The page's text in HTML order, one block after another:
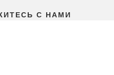
С НАМИ